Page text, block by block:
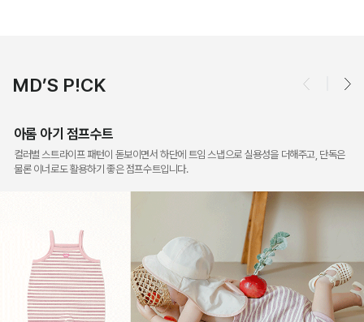
MD’S P!CK
아롬 아기 점프수트
컬러별 스트라이프 패턴이 돋보이면서 하단에 트임 스냅으로 실용성을 더해주고, 단독은
물론 이너로도 활용하기 좋은 점프수트입니다.